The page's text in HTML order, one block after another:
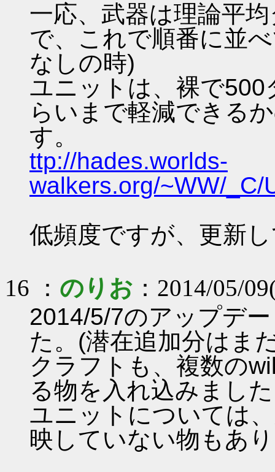
一応、武器は理論平
で、これで順番に並
なしの時)
ユニットは、裸で
らいまで軽減できる
す。
ttp://hades.worlds-
walkers.org/~WW/_C/
低頻度ですが、更新
16 ： のりお ：2014/05/
2014/5/7のアップデ
た。(潜在追加分はま
クラフトも、複数の
る物を入れ込みまし
ユニットについては
映していない物もあ